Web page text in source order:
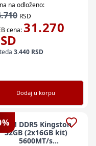
na odloženo:
RSD
cena:31.270
3.440 RSD
Dodaj u korpu
crna
%
RAM DDR5 Kingston
32GB (2x16GB kit)
5600MT/s